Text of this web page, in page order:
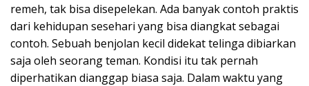
remeh, tak bisa disepelekan. Ada banyak contoh praktis
dari kehidupan sesehari yang bisa diangkat sebagai
contoh. Sebuah benjolan kecil didekat telinga dibiarkan
saja oleh seorang teman. Kondisi itu tak pernah
diperhatikan dianggap biasa saja. Dalam waktu yang